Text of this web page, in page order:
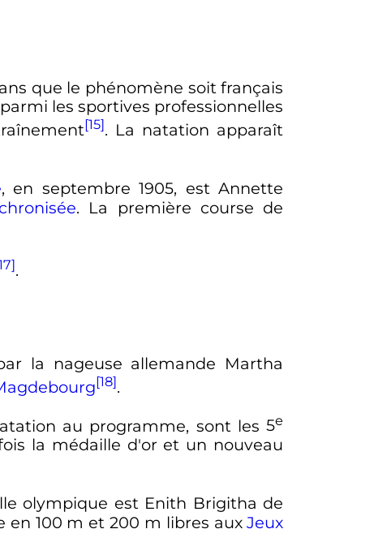
que le phénomène soit français
les sportives professionnelles
[15]. La natation apparaît
, en septembre 1905, est Annette
. La première course de
.
la nageuse allemande Martha
[18].
au programme, sont les5e
la médaille d'or et un nouveau
olympique est Enith Brigitha de
en 100 m et200 m libres auxJeux